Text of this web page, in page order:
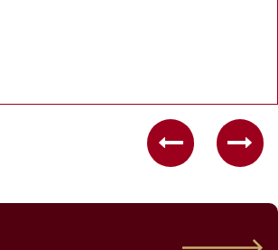
Previous